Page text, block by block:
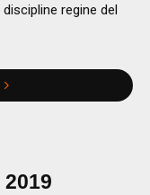
regine del
2019